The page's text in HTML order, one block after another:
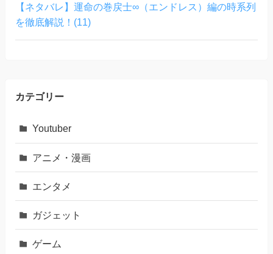
【ネタバレ】運命の巻戻士∞（エンドレス）編の時系列
を徹底解説！(11)
カテゴリー
Youtuber
アニメ・漫画
エンタメ
ガジェット
ゲーム